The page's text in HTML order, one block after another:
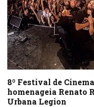
8º Festival de
homenageia Renato
Urbana Legion